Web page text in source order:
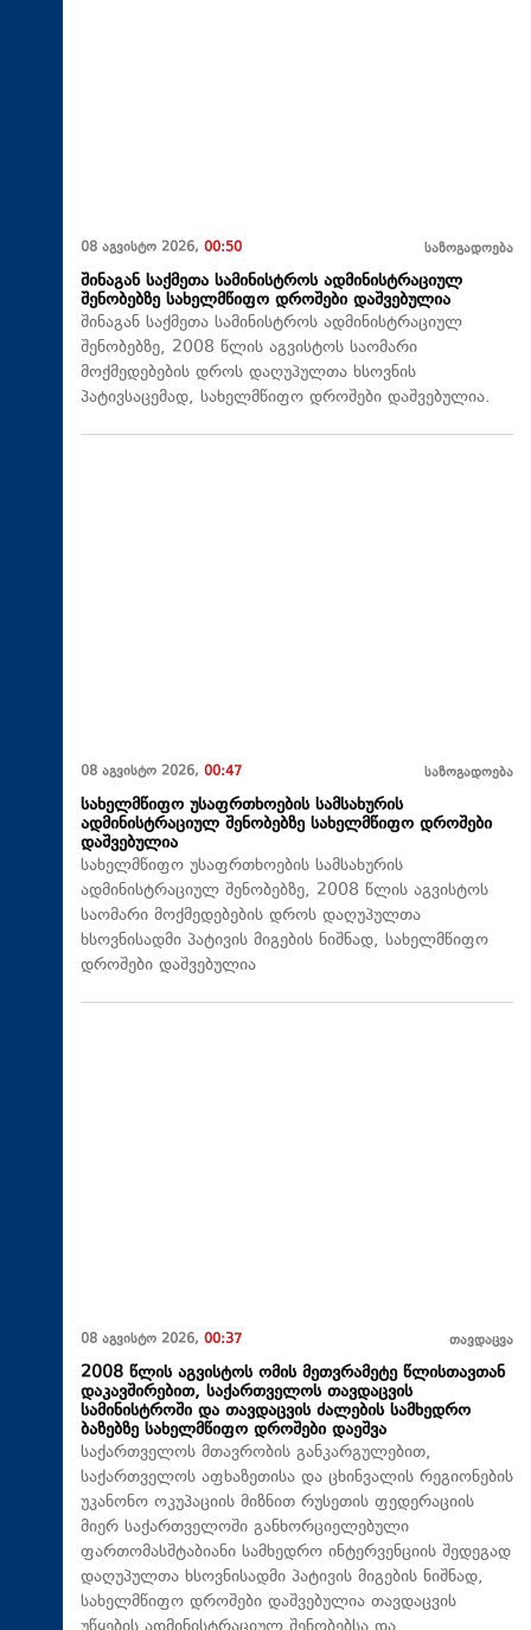
08 აგვისტო 2026, 00:50 საზოგადოება
შინაგან საქმეთა სამინისტროს ადმინისტრაციულ
შენობებზე სახელმწიფო დროშები დაშვებულია
შინაგან საქმეთა სამინისტროს ადმინისტრაციულ
შენობებზე, 2008 წლის აგვისტოს საომარი
მოქმედებების დროს დაღუპულთა ხსოვნის
პატივსაცემად, სახელმწიფო დროშები დაშვებულია.
08 აგვისტო 2026, 00:47 საზოგადოება
სახელმწიფო უსაფრთხოების სამსახურის
ადმინისტრაციულ შენობებზე სახელმწიფო დროშები
დაშვებულია
სახელმწიფო უსაფრთხოების სამსახურის
ადმინისტრაციულ შენობებზე, 2008 წლის აგვისტოს
საომარი მოქმედებების დროს დაღუპულთა
ხსოვნისადმი პატივის მიგების ნიშნად, სახელმწიფო
დროშები დაშვებულია
08 აგვისტო 2026, 00:37 თავდაცვა
2008 წლის აგვისტოს ომის მეთვრამეტე წლისთავთან
დაკავშირებით, საქართველოს თავდაცვის
სამინისტროში და თავდაცვის ძალების სამხედრო
ბაზებზე სახელმწიფო დროშები დაეშვა
საქართველოს მთავრობის განკარგულებით,
საქართველოს აფხაზეთისა და ცხინვალის რეგიონების
უკანონო ოკუპაციის მიზნით რუსეთის ფედერაციის
მიერ საქართველოში განხორციელებული
ფართომასშტაბიანი სამხედრო ინტერვენციის შედეგად
დაღუპულთა ხსოვნისადმი პატივის მიგების ნიშნად,
სახელმწიფო დროშები დაშვებულია თავდაცვის